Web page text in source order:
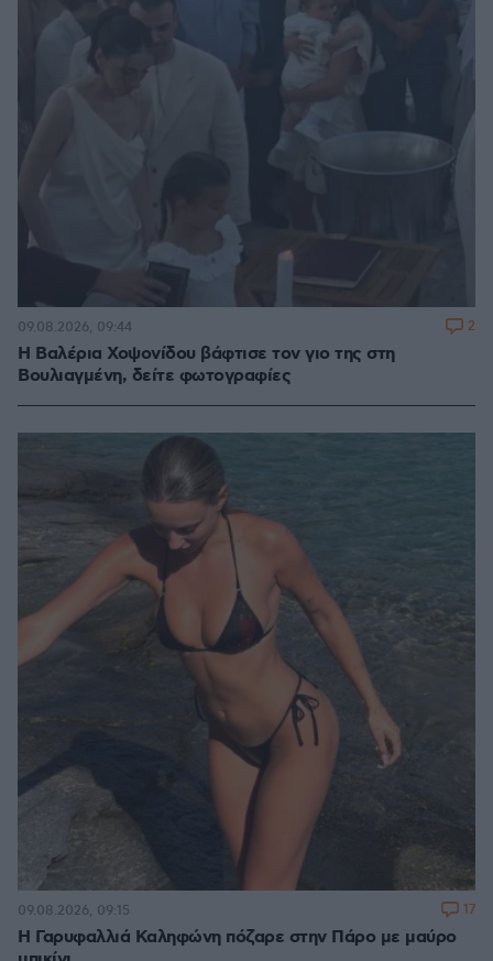
Η Βαλέρια Χοψονίδου βάφτισε τον γιο της στη
Βουλιαγμένη, δείτε φωτογραφίες
09.08.2026, 09:44 2
Η Γαρυφαλλιά Καληφώνη πόζαρε στην Πάρο με μαύρο
09.08.2026, 09:15 17